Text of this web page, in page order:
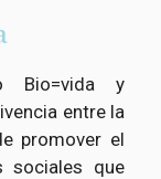
Bio=vida y
entre la
promover el
sociales que